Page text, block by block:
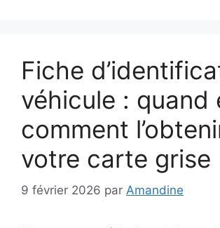
Fiche
véhicule : quand
comment
votre carte grise
9 février 2026 par Amandine